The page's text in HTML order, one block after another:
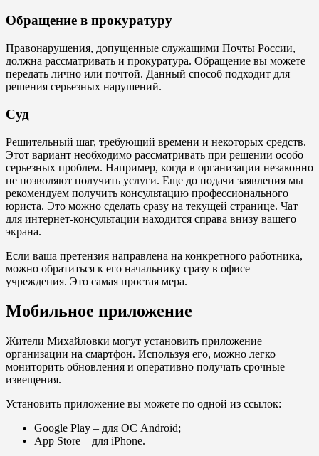
Обращение в прокуратуру
Правонарушения, допущенные служащими Почты России,
должна рассматривать и прокуратура. Обращение вы можете
передать лично или почтой. Данный способ подходит для
решения серьезных нарушений.
Суд
Решительный шаг, требующий времени и некоторых средств.
Этот вариант необходимо рассматривать при решении особо
серьезных проблем. Например, когда в организации незаконно
не позволяют получить услуги. Еще до подачи заявления мы
рекомендуем получить консультацию профессионального
юриста. Это можно сделать сразу на текущей странице. Чат
для интернет-консультации находится справа внизу вашего
экрана.
Если ваша претензия направлена на конкретного работника,
можно обратиться к его начальнику сразу в офисе
учреждения. Это самая простая мера.
Мобильное приложение
Жители Михайловки могут установить приложение
организации на смартфон. Используя его, можно легко
мониторить обновления и оперативно получать срочные
извещения.
Установить приложение вы можете по одной из ссылок:
Google Play – для ОС Android;
App Store – для iPhone.